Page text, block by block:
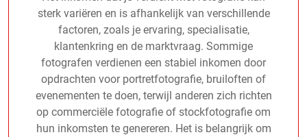
sterk variëren en is afhankelijk van verschillende
factoren, zoals je ervaring, specialisatie,
klantenkring en de marktvraag. Sommige
fotografen verdienen een stabiel inkomen door
opdrachten voor portretfotografie, bruiloften of
evenementen te doen, terwijl anderen zich richten
op commerciële fotografie of stockfotografie om
hun inkomsten te genereren. Het is belangrijk om